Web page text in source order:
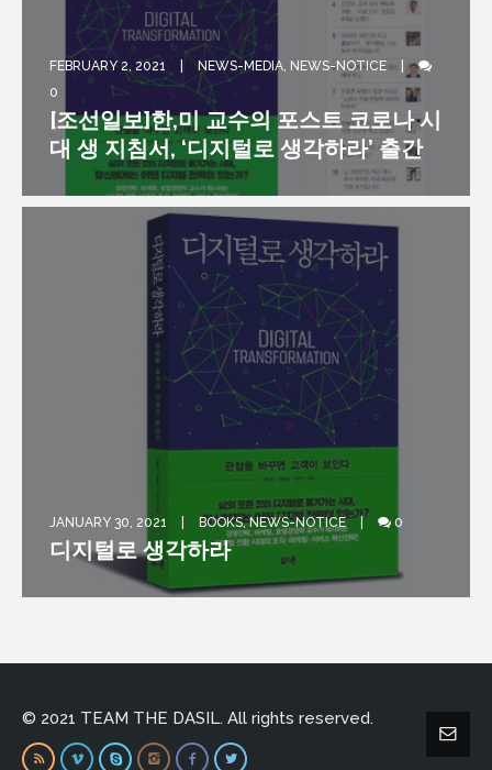
FEBRUARY 2, 2021 NEWS-MEDIA NEWS-NOTICE
0
[조선일보]한,미 교수의 포스트 코로나 시
대 생 지침서, ‘디지털로 생각하라’ 출간
JANUARY 30, 2021 BOOKS,NEWS-NOTICE 0
디지털로 생각하라
© 2021 TEAM THE DASIL. All rights reserved.